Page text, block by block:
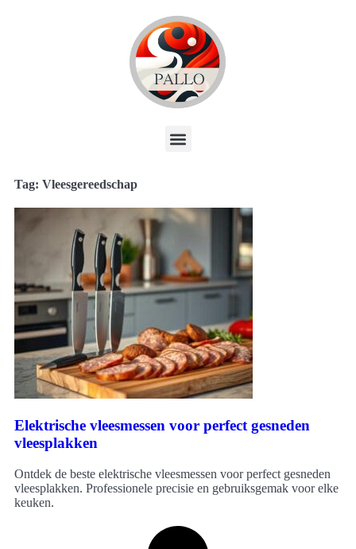
Tag: Vleesgereedschap
Elektrische vleesmessen voor perfect gesneden
vleesplakken
Ontdek de beste elektrische vleesmessen voor perfect gesneden
vleesplakken. Professionele precisie en gebruiksgemak voor elke
keuken.